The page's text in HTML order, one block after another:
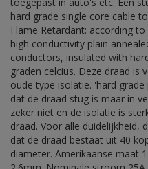
hard grade single core cable
Flame Retardant: according
high conductivity plain
conductors, insulated with
graden celcius. Deze draad is
oude type isolatie. 'hard
dat de draad stug is maar in
zeker niet en de isolatie is
draad. Voor alle duidelijkheid,
dat de draad bestaat uit 40
diameter. Amerikaanse maat